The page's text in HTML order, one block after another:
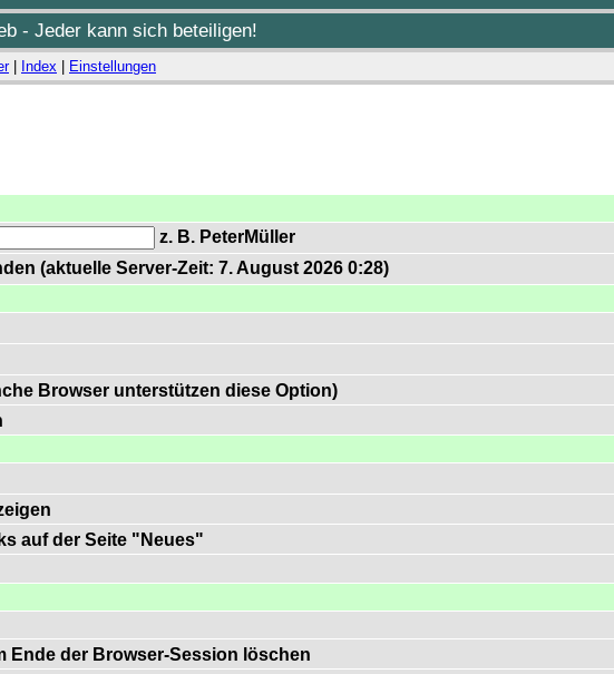
- Jeder kann sich beteiligen!
| Index Einstellungen
z. B. PeterMüller
(aktuelle Server-Zeit: 7. August 2026 0:28)
Browser unterstützen diese Option)
auf der Seite "Neues"
Ende der Browser-Session löschen